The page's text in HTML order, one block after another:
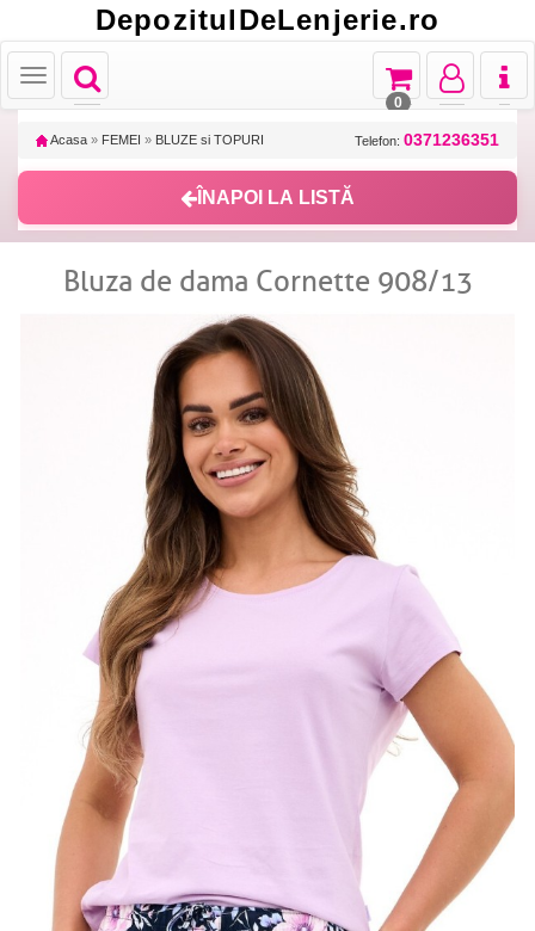
DepozitulDeLenjerie.ro
Toggle
navigation
Toggle
Toggle
navigation
Toggle
navigation
Toggle
navigation
0
Acasa » FEMEI » BLUZE si TOPURI Telefon: 0371236351
ÎNAPOI LA LISTĂ
Bluza de dama Cornette 908/13